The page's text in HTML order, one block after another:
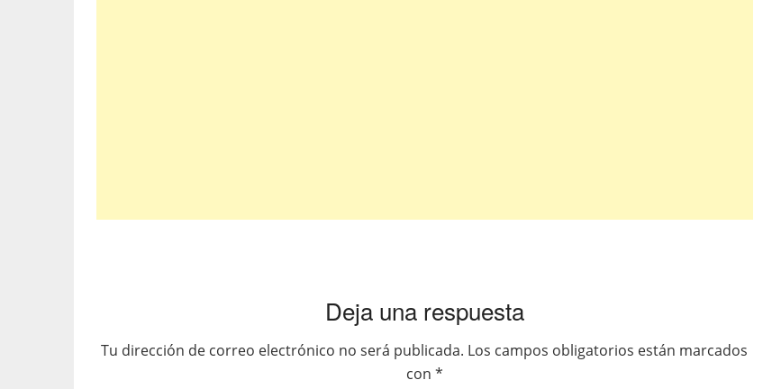
Deja una respuesta
Tu dirección de correo electrónico no será publicada. Los campos obligatorios están marcados
con *